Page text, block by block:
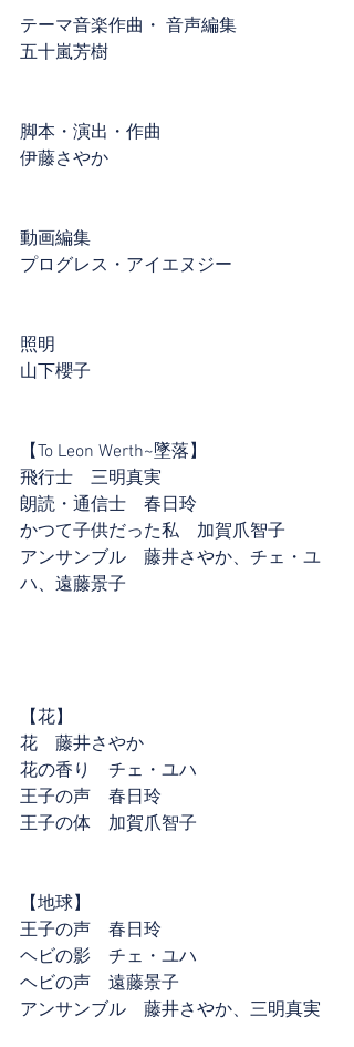
テーマ音楽作曲・ 音声編集
五十嵐芳樹
脚本・演出・作曲
伊藤さやか
動画編集
プログレス・アイエヌジー
照明
山下櫻子
【To Leon Werth~墜落】
飛行士　三明真実
朗読・通信士　春日玲
かつて子供だった私　加賀爪智子
アンサンブル　藤井さやか、チェ・ユ
ハ、遠藤景子
【花】
花　藤井さやか
花の香り　チェ・ユハ
王子の声　春日玲
王子の体　加賀爪智子
【地球】
王子の声　春日玲
ヘビの影　チェ・ユハ
ヘビの声　遠藤景子
アンサンブル　藤井さやか、三明真実